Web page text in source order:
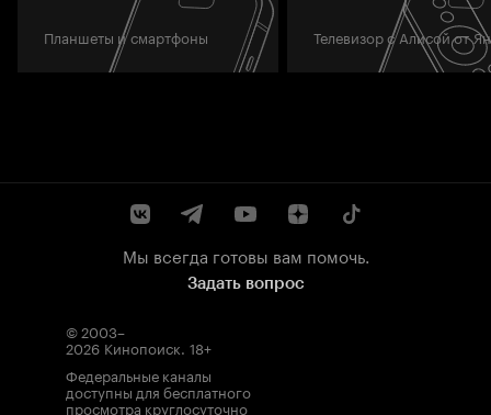
Планшеты и смартфоны Телевизор с Алисой от
Мы всегда готовы вам помочь.
Задать вопрос
© 2003–
2026 Кинопоиск. 18+
Федеральные каналы
доступны для бесплатного
просмотра круглосуточно